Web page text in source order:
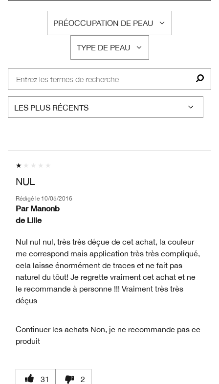
PRÉOCCUPATION DE PEAU
FRANÇAIS
TYPE DE PEAU
FRANÇAIS
NUL
Rédigé le 10/05/2016
Par Manonb
de Lille
Nul nul nul, très très déçue de cet achat, la couleur
me correspond mais application très très compliqué,
cela laisse énormément de traces et ne fait pas
naturel du tôut! Je regrette vraiment cet achat et ne
le recommande à personne !!! Vraiment très très
déçus
Continuer les achats Non, je ne recommande pas ce
produit
31 2